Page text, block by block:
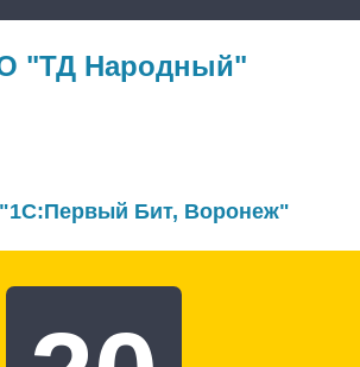
"ТД Народный"
"1С:Первый Бит, Воронеж"